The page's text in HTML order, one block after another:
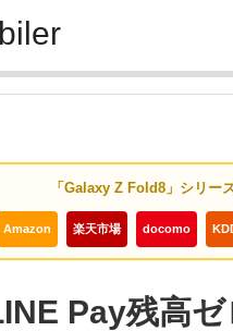
「Galaxy Z Fold8」シリー
Amazon 楽天市場 docomo
Pay残高